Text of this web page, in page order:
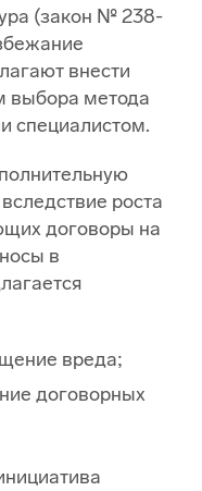
(закон № 238-
внести
выбора метода
специалистом.
роста
договоры на
в
вреда;
договорных